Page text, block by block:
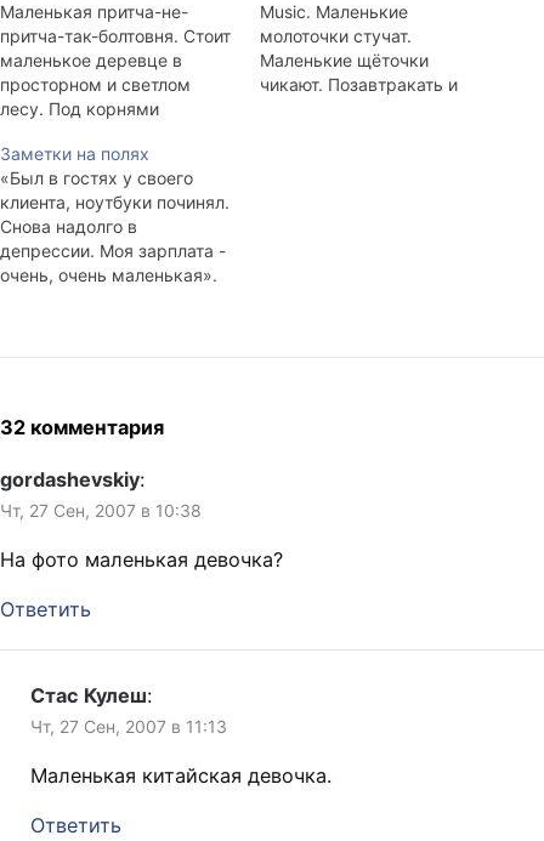
Маленькая притча-не-
притча-так-болтовня. Стоит
маленькое деревце в
просторном и светлом
лесу. Под корнями
пресные ягоды. Над
макушкой лапы соседних
деревьев. Мимо рыщут
волки и носятся зайцы.
Лисята иногда пробегают.
Рядом в кучке лосиного
Music. Маленькие
молоточки стучат.
Маленькие щёточки
чикают. Позавтракать и
Заметки на полях
«Был в гостях у своего
клиента, ноутбуки починял.
Снова надолго в
депрессии. Моя зарплата -
очень, очень маленькая».
в зеркало. Снова надолго в
депрессии. У меня очень,
очень…
32 комментария
gordashevskiy:
Чт, 27 Сен, 2007 в 10:38
На фото маленькая девочка?
Ответить
Стас Кулеш:
Чт, 27 Сен, 2007 в 11:13
Маленькая китайская девочка.
Ответить